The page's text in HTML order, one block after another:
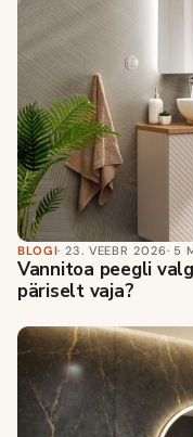
BLOGI· 23. VEEBR 2026· 5
Vannitoa peegli
päriselt vaja?